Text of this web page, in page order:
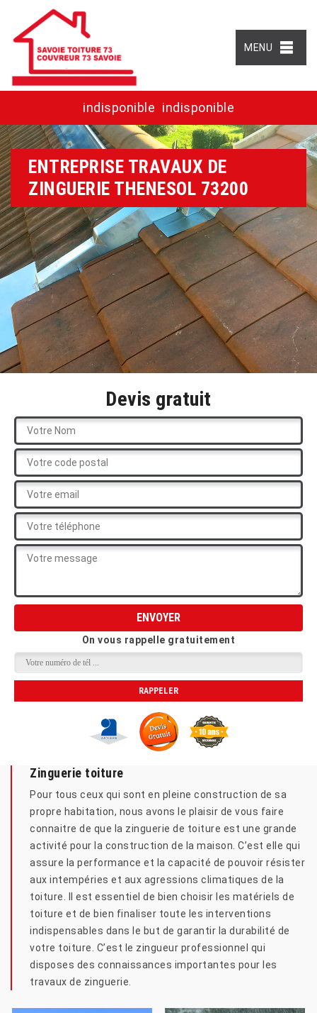
MENU
indisponible indisponible
ENTREPRISE TRAVAUX DE
ZINGUERIE THENESOL 73200
Devis gratuit
On vous rappelle gratuitement
Zinguerie toiture
Pour tous ceux qui sont en pleine construction de sa
propre habitation, nous avons le plaisir de vous faire
connaitre de que la zinguerie de toiture est une grande
activité pour la construction de la maison. C’est elle qui
assure la performance et la capacité de pouvoir résister
aux intempéries et aux agressions climatiques de la
toiture. Il est essentiel de bien choisir les matériels de
toiture et de bien finaliser toute les interventions
indispensables dans le but de garantir la durabilité de
votre toiture. C’est le zingueur professionnel qui
disposes des connaissances importantes pour les
travaux de zinguerie.